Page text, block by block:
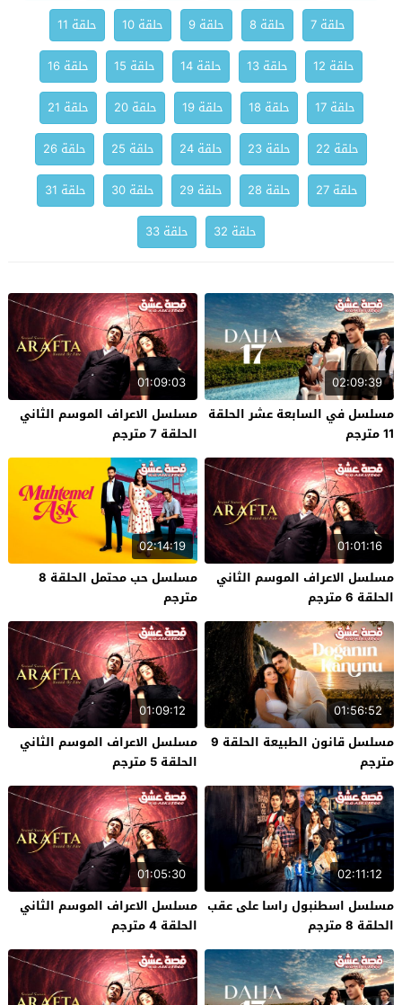
حلقة 7
حلقة 8 حلقة 9 حلقة 10
حلقة 11
حلقة 12
حلقة 13 حلقة 14 حلقة 15
حلقة 16
حلقة 17
حلقة 18 حلقة 19 حلقة 20
حلقة 21
حلقة 22
حلقة 23 حلقة 24 حلقة 25
حلقة 26
حلقة 27
حلقة 28 حلقة 29 حلقة 30
حلقة 31
حلقة 32
حلقة 33
02:09:39
مسلسل في السابعة عشر الحلقة
11 مترجم
01:09:03
مسلسل الاعراف الموسم الثاني
الحلقة 7 مترجم
01:01:16
مسلسل الاعراف الموسم الثاني
الحلقة 6 مترجم
02:14:19
مسلسل حب محتمل الحلقة 8
مترجم
01:56:52
مسلسل قانون الطبيعة الحلقة 9
مترجم
01:09:12
مسلسل الاعراف الموسم الثاني
الحلقة 5 مترجم
02:11:12
مسلسل اسطنبول راسا على عقب
الحلقة 8 مترجم
01:05:30
مسلسل الاعراف الموسم الثاني
الحلقة 4 مترجم